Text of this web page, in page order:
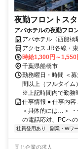
夜勤フロントス
アパホテルの夜勤フロ
の夜勤帯でしっかり稼
アパホテル〈西船橋
アクセス JR各線・
時給1,300円～1,550
千葉県船橋市
勤務曜日・時間 ＜
間以上（フルタイム
※上記時間内で勤務
仕事情報 ● 仕事内
＜具体的には…＞
の電話応対、PCへ
社員登用あり 副業・Wワ
同じ企業の求人